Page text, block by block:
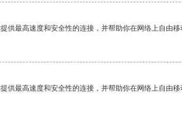
供最高速度和安全性的连接，并帮助你在网络上自由移
供最高速度和安全性的连接，并帮助你在网络上自由移